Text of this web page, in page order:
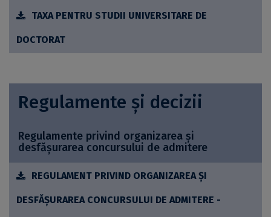
TAXA PENTRU STUDII UNIVERSITARE DE
DOCTORAT
Regulamente și decizii
Regulamente privind organizarea și
desfășurarea concursului de admitere
REGULAMENT PRIVIND ORGANIZAREA ȘI
DESFĂȘURAREA CONCURSULUI DE ADMITERE -